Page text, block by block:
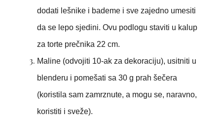
dodati lešnike i bademe i sve zajedno umesiti
da se lepo sjedini. Ovu podlogu staviti u kalup
za torte prečnika 22 cm.
Maline (odvojiti 10-ak za dekoraciju), usitniti u
blenderu i pomešati sa 30 g prah šečera
(koristila sam zamrznute, a mogu se, naravno,
koristiti i sveže).